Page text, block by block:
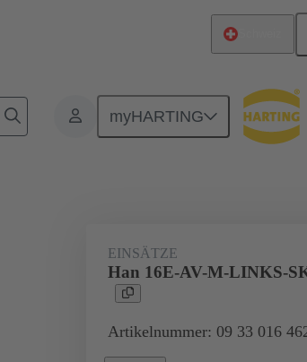
myHARTING
Monoblockeinsätze Besondere Anwendungsfälle
EINSÄTZE
Han 16E-AV-M-LINKS-
Artikelnummer: 09 33 016